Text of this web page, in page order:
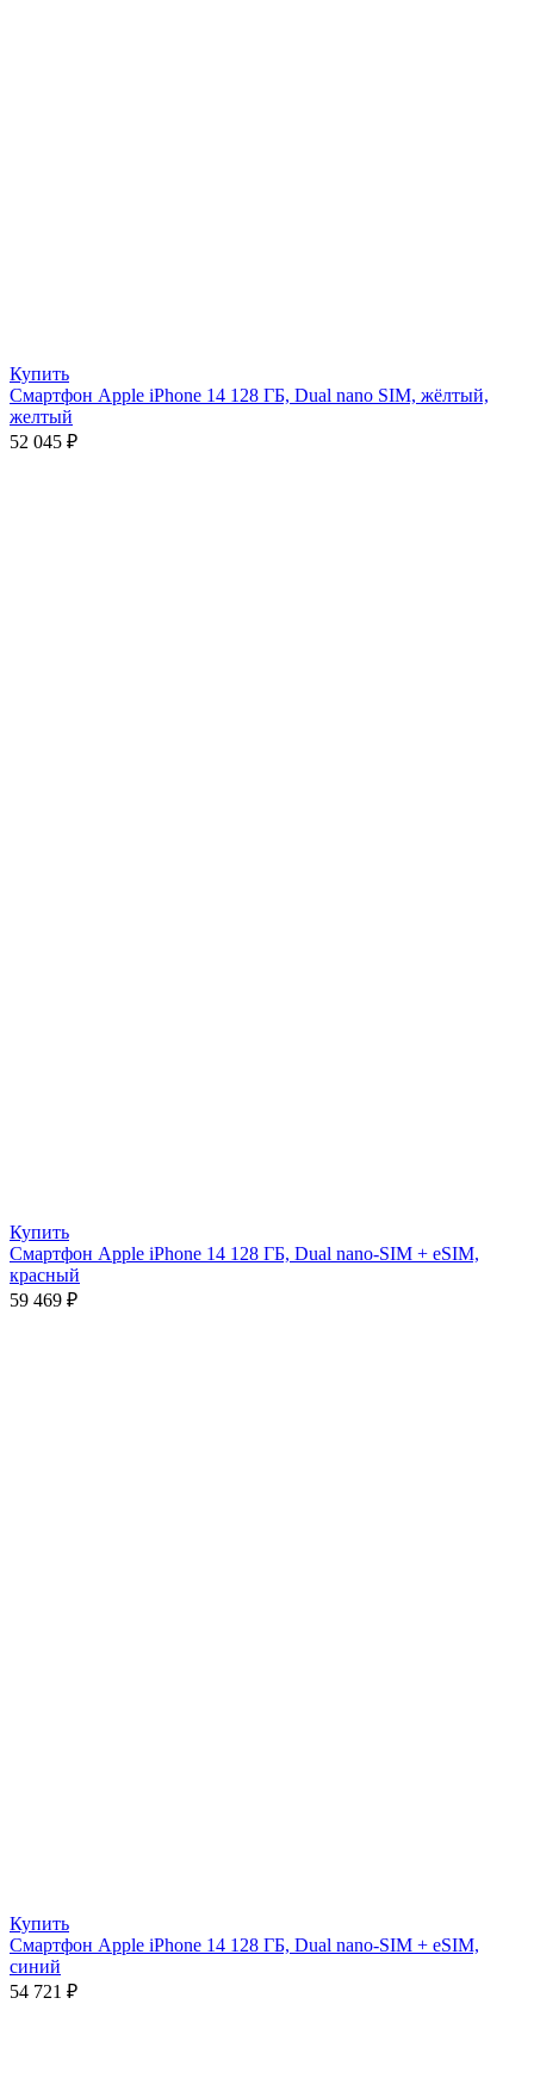
Купить
Смартфон Apple iPhone 14 128 ГБ, Dual nano SIM, жёлтый,
желтый
52 045 ₽
Купить
Смартфон Apple iPhone 14 128 ГБ, Dual nano-SIM + eSIM,
красный
59 469 ₽
Купить
Смартфон Apple iPhone 14 128 ГБ, Dual nano-SIM + eSIM,
синий
54 721 ₽